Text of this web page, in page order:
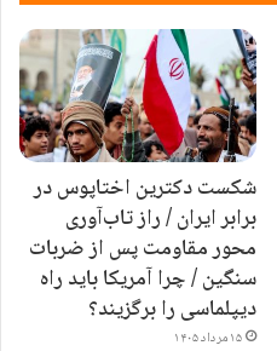
شکست دکترین اختاپوس در
برابر ایران / راز تاب‌آوری
محور مقاومت پس از ضربات
سنگین / چرا آمریکا باید راه
دیپلماسی را برگزیند؟
۱۵ مرداد ۱۴۰۵